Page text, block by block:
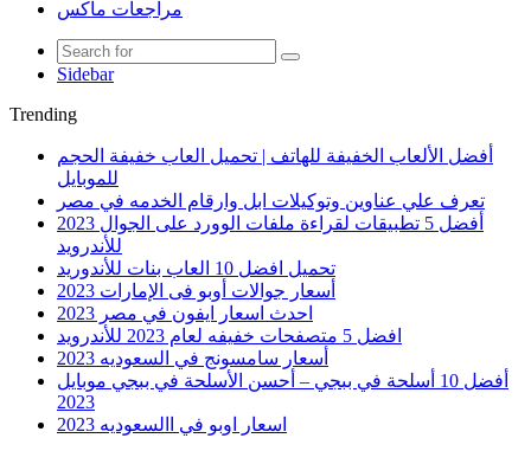
مراجعات ماكس
Sidebar
Trending
أفضل الألعاب الخفيفة للهاتف | تحميل العاب خفيفة الحجم
للموبايل
تعرف علي عناوين وتوكيلات ابل وارقام الخدمه في مصر
أفضل 5 تطبيقات لقراءة ملفات الوورد على الجوال 2023
للأندرويد
تحميل افضل 10 العاب بنات للأندوريد
أسعار جوالات أوبو فى الإمارات 2023
احدث اسعار ايفون في مصر 2023
افضل 5 متصفحات خفيفه لعام 2023 للأندرويد
أسعار سامسونج في السعوديه 2023
أفضل 10 أسلحة في ببجي – أحسن الأسلحة في ببجي موبايل
2023
اسعار اوبو في االسعوديه 2023